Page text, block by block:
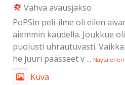
Vahva avausjakso
PoPSin peli-ilme oli eilen
aiemmin kaudella. Joukkue
puolusti uhrautuvasti.
he juuri päässeet v... Näytä
Kuva